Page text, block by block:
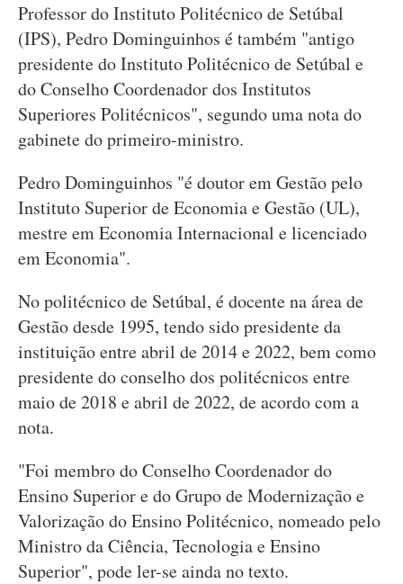
Professor do Instituto Politécnico de Setúbal
(IPS), Pedro Dominguinhos é também "antigo
presidente do Instituto Politécnico de Setúbal e
do Conselho Coordenador dos Institutos
Superiores Politécnicos", segundo uma nota do
gabinete do primeiro-ministro.
Pedro Dominguinhos "é doutor em Gestão pelo
Instituto Superior de Economia e Gestão (UL),
mestre em Economia Internacional e licenciado
em Economia".
No politécnico de Setúbal, é docente na área de
Gestão desde 1995, tendo sido presidente da
instituição entre abril de 2014 e 2022, bem como
presidente do conselho dos politécnicos entre
maio de 2018 e abril de 2022, de acordo com a
nota.
"Foi membro do Conselho Coordenador do
Ensino Superior e do Grupo de Modernização e
Valorização do Ensino Politécnico, nomeado pelo
Ministro da Ciência, Tecnologia e Ensino
Superior", pode ler-se ainda no texto.